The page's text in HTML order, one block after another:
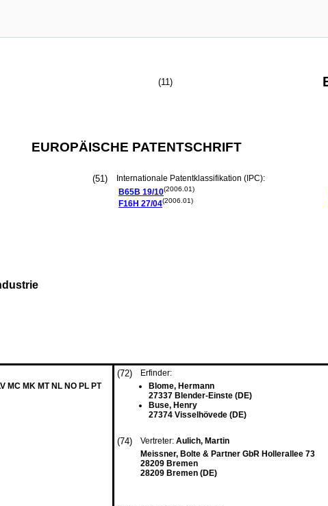
(11)
EUROPÄISCHE PATENTSCHRIFT
(51)
Internationale Patentklassifikation (IPC):
B65B 19/10(2006.01)
F16H 27/04(2006.01)
MC MK MT NL NO PL PT
(72)
Erfinder:
Blome, Hermann
27337 Blender-Einste (DE)
Buse, Henry
27374 Visselhövede (DE)
(74) Vertreter: Aulich, Martin
Meissner, Bolte & Partner GbR Hollerallee 73
28209 Bremen
28209 Bremen (DE)